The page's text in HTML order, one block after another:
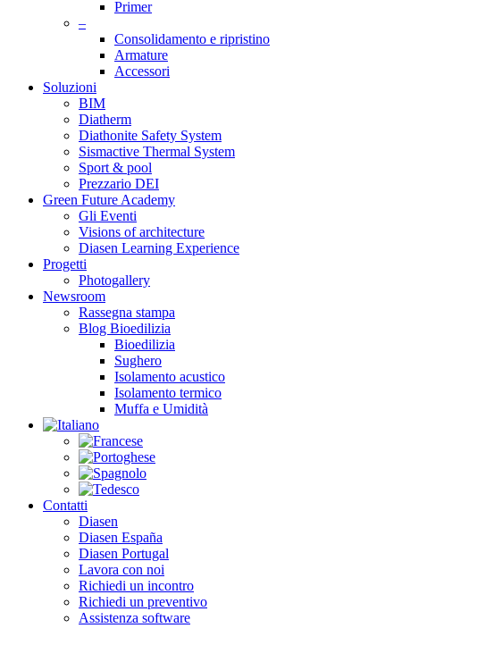
Primer
–
Consolidamento e ripristino
Armature
Accessori
Soluzioni
BIM
Diatherm
Diathonite Safety System
Sismactive Thermal System
Sport & pool
Prezzario DEI
Green Future Academy
Gli Eventi
Visions of architecture
Diasen Learning Experience
Progetti
Photogallery
Newsroom
Rassegna stampa
Blog Bioedilizia
Bioedilizia
Sughero
Isolamento acustico
Isolamento termico
Muffa e Umidità
Contatti
Diasen
Diasen España
Diasen Portugal
Lavora con noi
Richiedi un incontro
Richiedi un preventivo
Assistenza software